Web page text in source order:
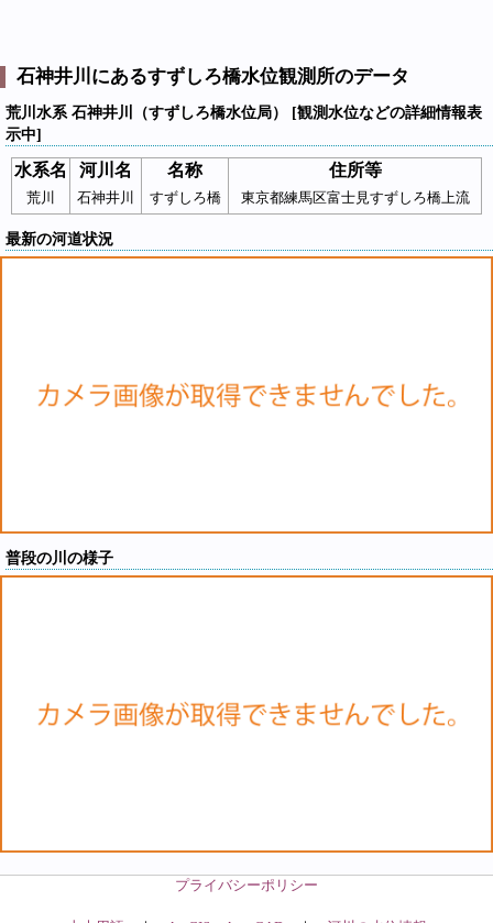
石神井川にあるすずしろ橋水位観測所のデータ
荒川水系 石神井川（すずしろ橋水位局） [観測水位などの詳細情報表
示中]
水系名 河川名 名称 住所等
荒川 石神井川 すずしろ橋 東京都練馬区富士見すずしろ橋上流
最新の河道状況
普段の川の様子
プライバシーポリシー